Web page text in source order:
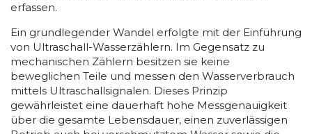
erfassen.
Ein grundlegender Wandel erfolgte mit der Einführung
von Ultraschall-Wasserzählern. Im Gegensatz zu
mechanischen Zählern besitzen sie keine
beweglichen Teile und messen den Wasserverbrauch
mittels Ultraschallsignalen. Dieses Prinzip
gewährleistet eine dauerhaft hohe Messgenauigkeit
über die gesamte Lebensdauer, einen zuverlässigen